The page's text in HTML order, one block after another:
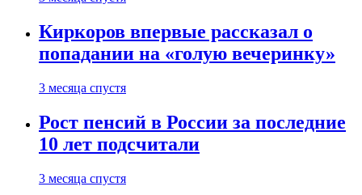
Киркоров впервые рассказал о
попадании на «голую вечеринку»
3 месяца спустя
Рост пенсий в России за последние
10 лет подсчитали
3 месяца спустя